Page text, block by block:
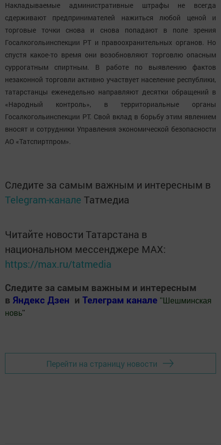
Накладываемые административные штрафы не всегда
сдерживают предпринимателей нажиться любой ценой и
торговые точки снова и снова попадают в поле зрения
Госалкогольинспекции РТ и правоохранительных органов. Но
спустя какое-то время они возобновляют торговлю опасным
суррогатным спиртным. В работе по выявлению фактов
незаконной торговли активно участвует население республики,
татарстанцы еженедельно направляют десятки обращений в
«Народный контроль», в территориальные органы
Госалкогольинспекции РТ. Свой вклад в борьбу этим явлением
вносят и сотрудники Управления экономической безопасности
АО «Татспиртпром».
Следите за самым важным и интересным в
Telegram-канале Татмедиа
Читайте новости Татарстана в
национальном мессенджере MАХ:
https://max.ru/tatmedia
Следите за самым важным и интересным
в Яндекс Дзен и Телеграм канале " Шешминская
новь"
Перейти на страницу новости